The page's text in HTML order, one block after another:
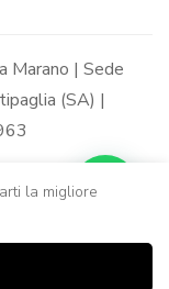
| Sede
(SA) |
la migliore